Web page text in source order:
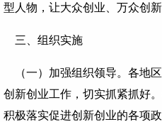
型人物，让大众创业、万众创
三、组织实施
（一）加强组织领导。各地
创新创业工作，切实抓紧抓好
积极落实促进创新创业的各项